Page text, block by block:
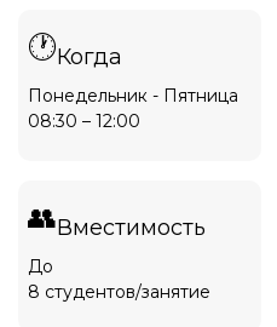
🕐Когда
Понедельник - Пятница
08:30 – 12:00
👥Вместимость
До
8 студентов/занятие